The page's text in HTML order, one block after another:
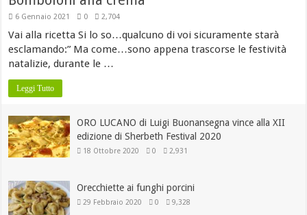
6 Gennaio 2021 0 2,704
Vai alla ricetta Si lo so…qualcuno di voi sicuramente starà
esclamando:” Ma come…sono appena trascorse le festività
natalizie, durante le …
Leggi Tutto
ORO LUCANO di Luigi Buonansegna vince alla XII
edizione di Sherbeth Festival 2020
18 Ottobre 2020 0 2,931
Orecchiette ai funghi porcini
29 Febbraio 2020 0 9,328